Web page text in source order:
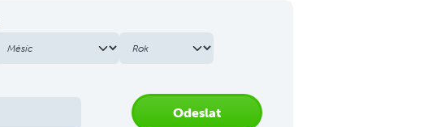
Odeslat